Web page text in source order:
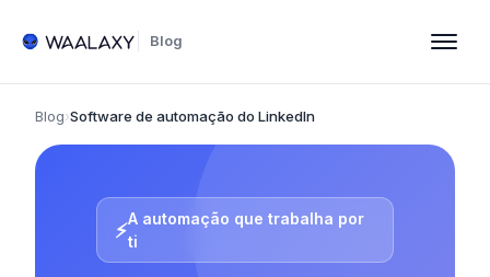
Blog
Blog›Software de automação do LinkedIn
⚡A automação que trabalha por
ti